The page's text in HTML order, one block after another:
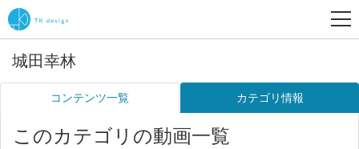
城田幸林
コンテンツ一覧 カテゴリ情報
このカテゴリの動画一覧